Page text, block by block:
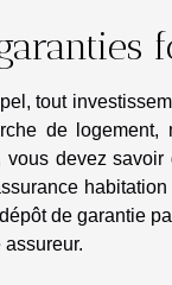
tout
de
vous devez
de garantie
assureur.